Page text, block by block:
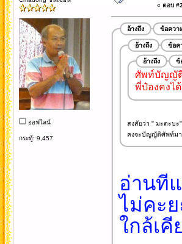
ออฟไลน์
กระทู้: 9,457
« ตอบ
อ้างถึง ข้อควา
อ้างถึง ข้อค
อ้างถึง ข้
ศัพท์บัญญัติ
พี่ป๋องคงไ
สงสัยว่า " มะตะบ
คงจะบัญญัติศัพท์มา
อ่านที
ไม่คะ
ใกล้เ